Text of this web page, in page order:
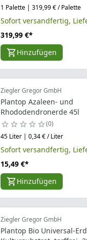
1 Palette | 319,99 € / Palette
Sofort versandfertig,
319,99 €*
Hinzufügen
Ziegler Gregor GmbH
Plantop Azaleen- und
Rhododendronerde 45l
0
45 Liter | 0,34 € / Liter
Sofort versandfertig,
15,49 €*
Hinzufügen
Ziegler Gregor GmbH
Plantop Bio Universal-